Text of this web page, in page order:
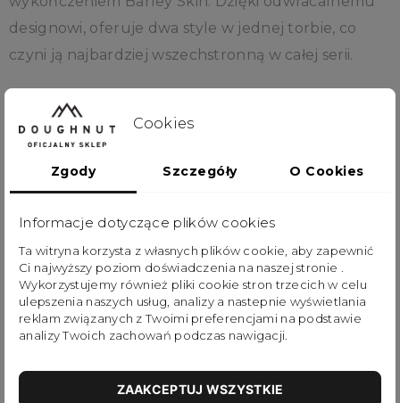
designowi, oferuje dwa style w jednej torbie, co
czyni ją najbardziej wszechstronną w całej serii.
Seria Dreamwalker zaprasza do ponownego
odkrywania piękna, które często umyka w naszej
codziennej rutynie. Poznaj stare ścieżki na nowo.
Uwolnij się od monotonii i wybierz malownicze
symfonię natury. Zauważ magię w drobnych
chwilach. Podążaj za tańczącym motylem, który
prowadzi do nieoczekiwanych spotkań.
Ta przełomowa kolekcja plecaków prezentuje
innowacyjny materiał Barley Skin – ekologiczną
alternatywę dla tradycyjnych materiałów. Barley
Cookies
Zgody Szczegóły O Cookies
Informacje dotyczące plików cookies
Ta witryna korzysta z własnych plików cookie, aby zapewnić
Ci najwyższy poziom doświadczenia na naszej stronie .
Wykorzystujemy również pliki cookie stron trzecich w celu
ulepszenia naszych usług, analizy a nastepnie wyświetlania
reklam związanych z Twoimi preferencjami na podstawie
analizy Twoich zachowań podczas nawigacji.
ZAAKCEPTUJ WSZYSTKIE